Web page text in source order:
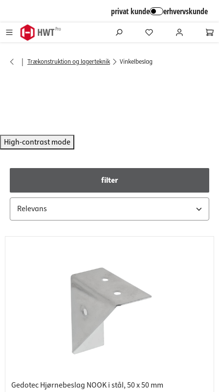
privat kunde erhvervskunde
| Trækonstruktion og lagerteknik Vinkelbeslag
High-contrast mode
filter
Gedotec Hjørnebeslag NOOK i stål, 50 x 50 mm